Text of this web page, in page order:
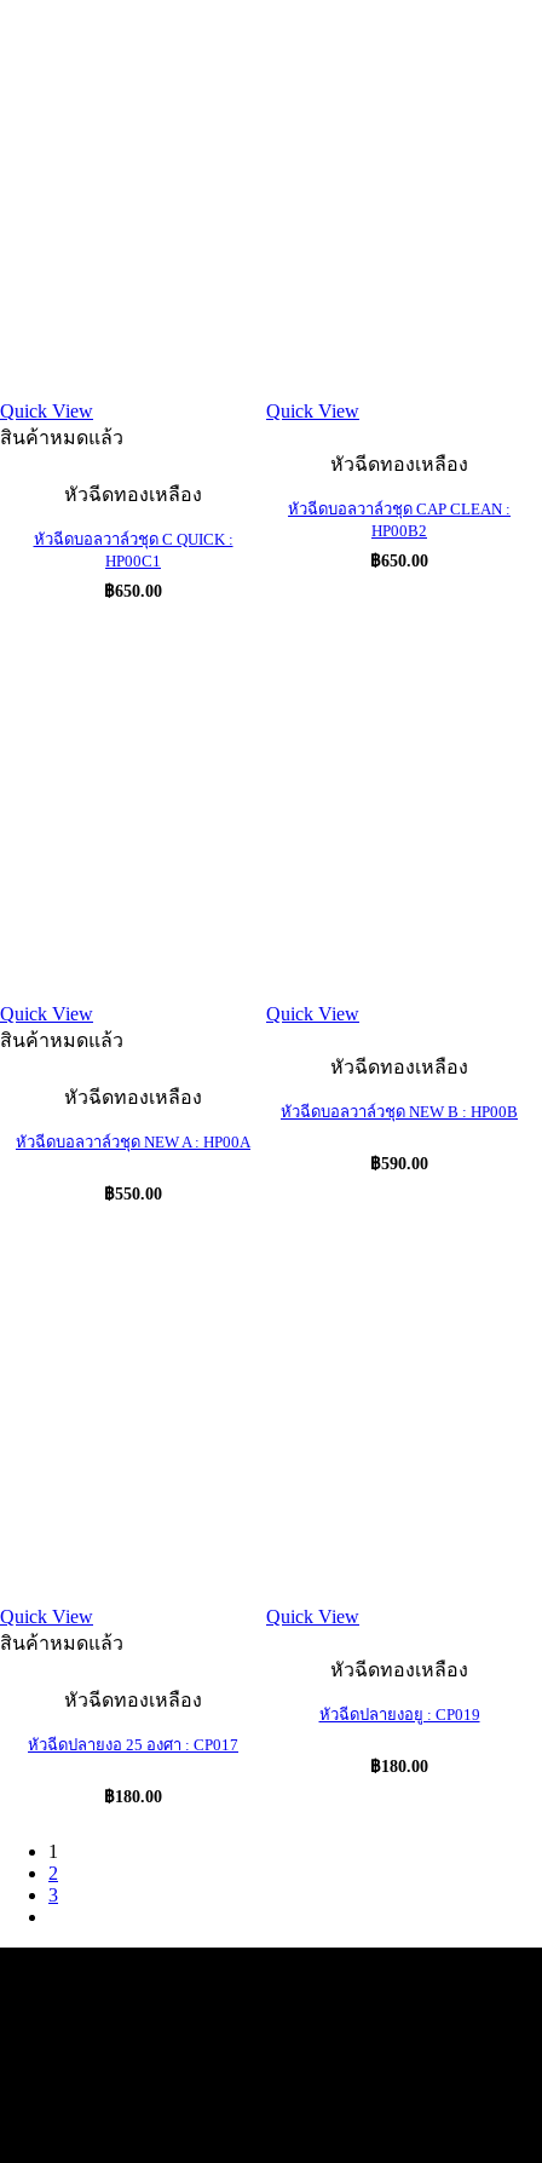
Quick View
สินค้าหมดแล้ว
หัวฉีดทองเหลือง
หัวฉีดบอลวาล์วชุด C QUICK :
HP00C1
฿650.00
Quick View
หัวฉีดทองเหลือง
หัวฉีดบอลวาล์วชุด CAP CLEAN :
HP00B2
฿650.00
Quick View
สินค้าหมดแล้ว
หัวฉีดทองเหลือง
หัวฉีดบอลวาล์วชุด NEW A : HP00A
฿550.00
Quick View
หัวฉีดทองเหลือง
หัวฉีดบอลวาล์วชุด NEW B : HP00B
฿590.00
Quick View
สินค้าหมดแล้ว
หัวฉีดทองเหลือง
หัวฉีดปลายงอ 25 องศา : CP017
฿180.00
Quick View
หัวฉีดทองเหลือง
หัวฉีดปลายงอยู : CP019
฿180.00
1
2
3